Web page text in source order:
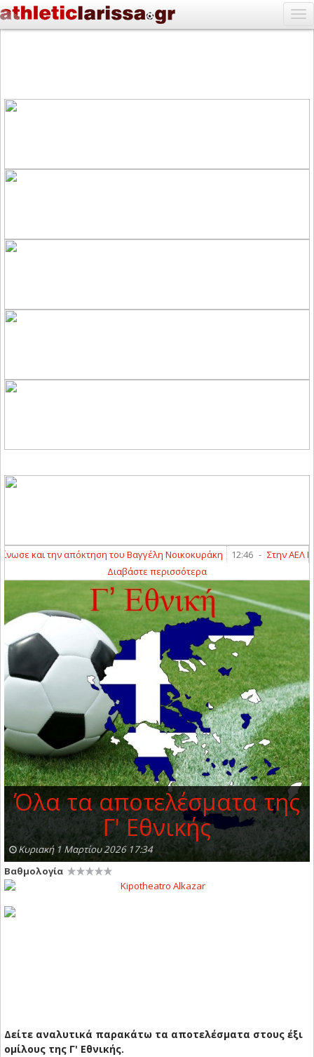
και την απόκτηση του Βαγγέλη Νοικοκυράκη 12:46 - Στην ΑΕΛ
Διαβάστε περισσότερα
Όλα τα αποτελέσματα της
Γ' Εθνικής
Κυριακή 1 Μαρτίου 2026 17:34
Βαθμολογία
Δείτε αναλυτικά παρακάτω τα αποτελέσματα στους έξι
ομίλους της Γ' Εθνικής.